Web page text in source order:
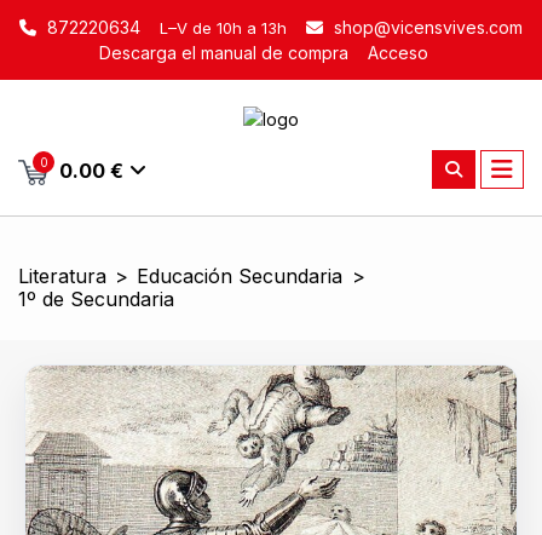
872220634 L–V de 10h a 13h
shop@vicensvives.com
Descarga el manual de compra
Acceso
0 0.00 €
Literatura > Educación Secundaria >
1º de Secundaria